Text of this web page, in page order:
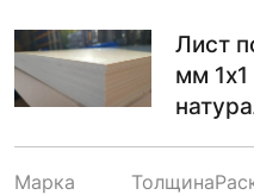
Лист
мм
Марка
Толщина